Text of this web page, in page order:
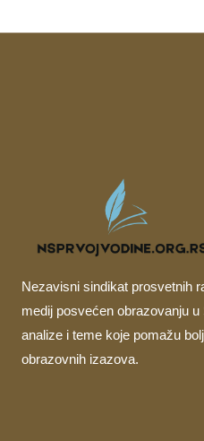
Nezavisni sindikat prosvetnih
medij posvećen obrazovanju
analize i teme koje pomažu
obrazovnih izazova.